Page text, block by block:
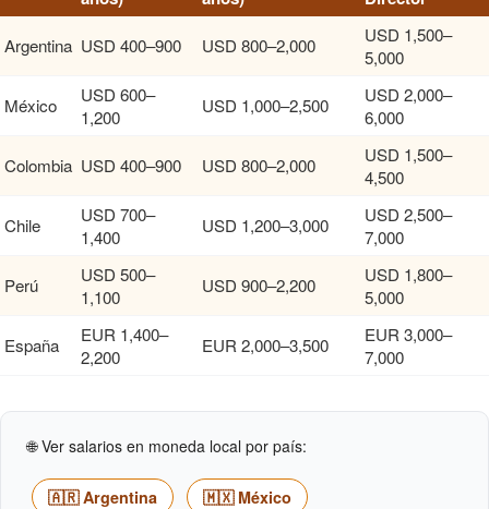
Argentina USD 400–900 USD 800–2,000
USD 1,500–
5,000
México
USD 600–
1,200
USD 1,000–2,500
USD 2,000–
6,000
Colombia USD 400–900 USD 800–2,000
USD 1,500–
4,500
Chile
USD 700–
1,400
USD 1,200–3,000
USD 2,500–
7,000
Perú
USD 500–
1,100
USD 900–2,200
USD 1,800–
5,000
España
EUR 1,400–
2,200
EUR 2,000–3,500
EUR 3,000–
7,000
🌐 Ver salarios en moneda local por país:
🇦🇷 Argentina 🇲🇽 México